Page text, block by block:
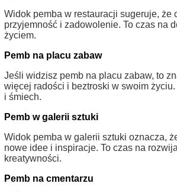
Widok pemba w restauracji sugeruje, że
przyjemność i zadowolenie. To czas na
życiem.
Pemb na placu zabaw
Jeśli widzisz pemb na placu zabaw, to
więcej radości i beztroski w swoim
i śmiech.
Pemb w galerii sztuki
Widok pemba w galerii sztuki oznacza,
nowe idee i inspiracje. To czas na
kreatywności.
Pemb na cmentarzu